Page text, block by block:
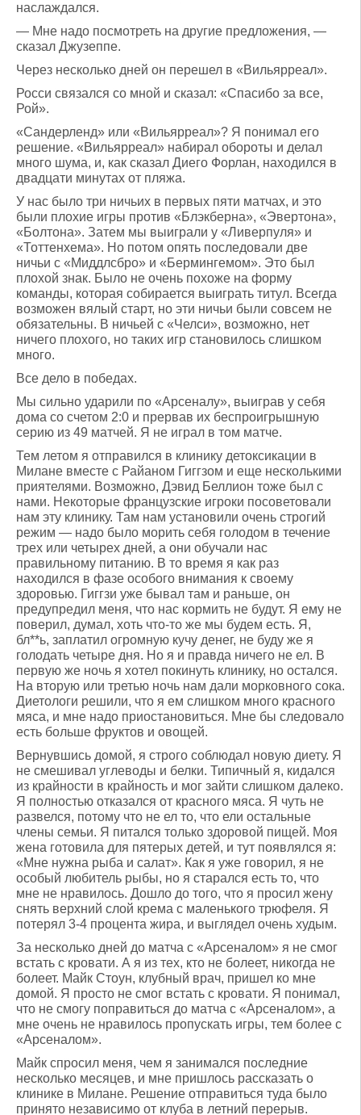
наслаждался.
— Мне надо посмотреть на другие предложения, —
сказал Джузеппе.
Через несколько дней он перешел в «Вильярреал».
Росси связался со мной и сказал: «Спасибо за все,
Рой».
«Сандерленд» или «Вильярреал»? Я понимал его
решение. «Вильярреал» набирал обороты и делал
много шума, и, как сказал Диего Форлан, находился в
двадцати минутах от пляжа.
У нас было три ничьих в первых пяти матчах, и это
были плохие игры против «Блэкберна», «Эвертона»,
«Болтона». Затем мы выиграли у «Ливерпуля» и
«Тоттенхема». Но потом опять последовали две
ничьи с «Миддлсбро» и «Бермингемом». Это был
плохой знак. Было не очень похоже на форму
команды, которая собирается выиграть титул. Всегда
возможен вялый старт, но эти ничьи были совсем не
обязательны. В ничьей с «Челси», возможно, нет
ничего плохого, но таких игр становилось слишком
много.
Все дело в победах.
Мы сильно ударили по «Арсеналу», выиграв у себя
дома со счетом 2:0 и прервав их беспроигрышную
серию из 49 матчей. Я не играл в том матче.
Тем летом я отправился в клинику детоксикации в
Милане вместе с Райаном Гиггзом и еще несколькими
приятелями. Возможно, Дэвид Беллион тоже был с
нами. Некоторые французские игроки посоветовали
нам эту клинику. Там нам установили очень строгий
режим — надо было морить себя голодом в течение
трех или четырех дней, а они обучали нас
правильному питанию. В то время я как раз
находился в фазе особого внимания к своему
здоровью. Гиггзи уже бывал там и раньше, он
предупредил меня, что нас кормить не будут. Я ему не
поверил, думал, хоть что-то же мы будем есть. Я,
бл**ь, заплатил огромную кучу денег, не буду же я
голодать четыре дня. Но я и правда ничего не ел. В
первую же ночь я хотел покинуть клинику, но остался.
На вторую или третью ночь нам дали морковного сока.
Диетологи решили, что я ем слишком много красного
мяса, и мне надо приостановиться. Мне бы следовало
есть больше фруктов и овощей.
Вернувшись домой, я строго соблюдал новую диету. Я
не смешивал углеводы и белки. Типичный я, кидался
из крайности в крайность и мог зайти слишком далеко.
Я полностью отказался от красного мяса. Я чуть не
развелся, потому что не ел то, что ели остальные
члены семьи. Я питался только здоровой пищей. Моя
жена готовила для пятерых детей, и тут появлялся я:
«Мне нужна рыба и салат». Как я уже говорил, я не
особый любитель рыбы, но я старался есть то, что
мне не нравилось. Дошло до того, что я просил жену
снять верхний слой крема с маленького трюфеля. Я
потерял 3-4 процента жира, и выглядел очень худым.
За несколько дней до матча с «Арсеналом» я не смог
встать с кровати. А я из тех, кто не болеет, никогда не
болеет. Майк Стоун, клубный врач, пришел ко мне
домой. Я просто не смог встать с кровати. Я понимал,
что не смогу поправиться до матча с «Арсеналом», а
мне очень не нравилось пропускать игры, тем более с
«Арсеналом».
Майк спросил меня, чем я занимался последние
несколько месяцев, и мне пришлось рассказать о
клинике в Милане. Решение отправиться туда было
принято независимо от клуба в летний перерыв.